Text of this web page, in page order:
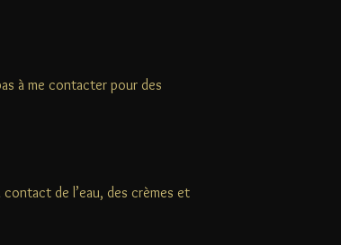
à me contacter pour des
de l’eau, des crèmes et